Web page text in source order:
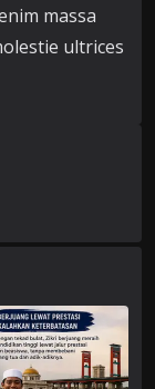
massa
ultrices